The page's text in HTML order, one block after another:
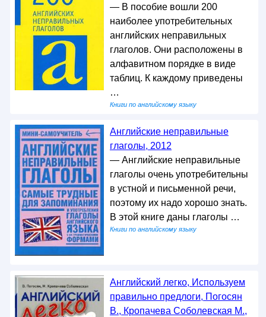
— В пособие вошли 200
наиболее употребительных
английских неправильных
глаголов. Они расположены в
алфавитном порядке в виде
таблиц. К каждому приведены
…
Книги по английскому языку
Английские неправильные
глаголы, 2012
— Английские неправильные
глаголы очень употребительны
в устной и письменной речи,
поэтому их надо хорошо знать.
В этой книге даны глаголы …
Книги по английскому языку
Английский легко, Используем
правильно предлоги, Погосян
В., Кропачева Соболевская М.,